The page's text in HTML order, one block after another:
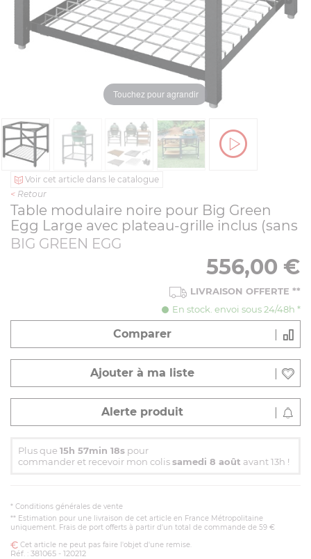
Touchez pour agrandir
Voir cet article dans le catalogue
< Retour
Table modulaire noire pour Big Green
Egg Large avec plateau-grille inclus (sans
BIG GREEN EGG
556,00 €
LIVRAISON OFFERTE **
En stock. envoi sous 24/48h *
Comparer
Ajouter à ma liste
Alerte produit
Plus que 15h 57min 17spour
commander et recevoir mon colissamedi 8 août avant 13h !
* Conditions générales de vente
** Estimation pour une livraison de cet article en France Métropolitaine
uniquement. Frais de port offerts à partir d'un total de commande de 59 €
Cet article ne peut pas faire l'objet d'une remise.
Réf. : 381065 - 120212